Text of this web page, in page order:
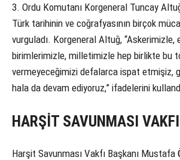
3. Ordu Komutanı Korgeneral Tuncay
Türk tarihinin ve coğrafyasının birçok
vurguladı. Korgeneral Altuğ, “Askerimizle,
birimlerimizle, milletimizle hep birlikte bu
vermeyeceğimizi defalarca ispat etmişiz,
hala da devam ediyoruz,” ifadelerini
HARŞİT SAVUNMASI
Harşit Savunması Vakfı Başkanı Mustafa